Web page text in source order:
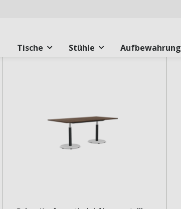
Tische Stühle Aufbewahrung